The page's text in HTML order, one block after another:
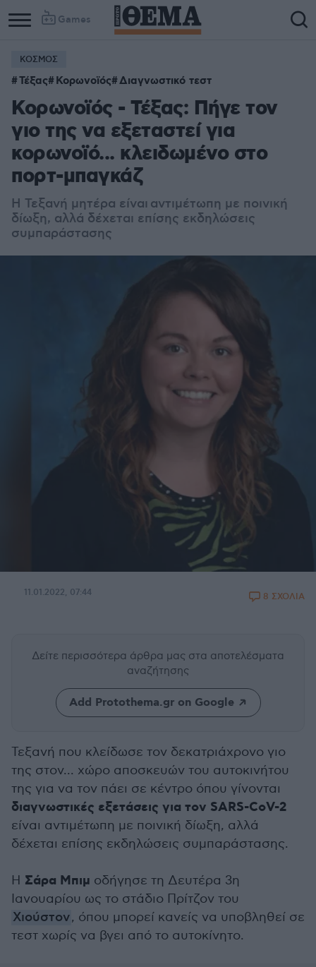
Games
ΚΟΣΜΟΣ
Τέξας Κορωνοϊός Διαγνωστικό τεστ
Κορωνοϊός - Τέξας: Πήγε τον
γιο της να εξεταστεί για
κορωνοϊό... κλειδωμένο στο
πορτ-μπαγκάζ
Η Τεξανή μητέρα είναι αντιμέτωπη με ποινική
δίωξη, αλλά δέχεται επίσης εκδηλώσεις
συμπαράστασης
11.01.2022, 07:44 8 ΣΧΟΛΙΑ
Δείτε περισσότερα άρθρα μας στα αποτελέσματα
αναζήτησης
Add Protothema.gr on Google
Τεξανή που κλείδωσε τον δεκατριάχρονο γιο
της στον... χώρο αποσκευών του αυτοκινήτου
της για να τον πάει σε κέντρο όπου γίνονται
διαγνωστικές εξετάσεις για τον SARS-CoV-2
είναι αντιμέτωπη με ποινική δίωξη, αλλά
δέχεται επίσης εκδηλώσεις συμπαράστασης.
Η Σάρα Μπιμ οδήγησε τη Δευτέρα 3η
Ιανουαρίου ως το στάδιο Πρίτζον του
Χιούστον, όπου μπορεί κανείς να υποβληθεί σε
τεστ χωρίς να βγει από το αυτοκίνητο.